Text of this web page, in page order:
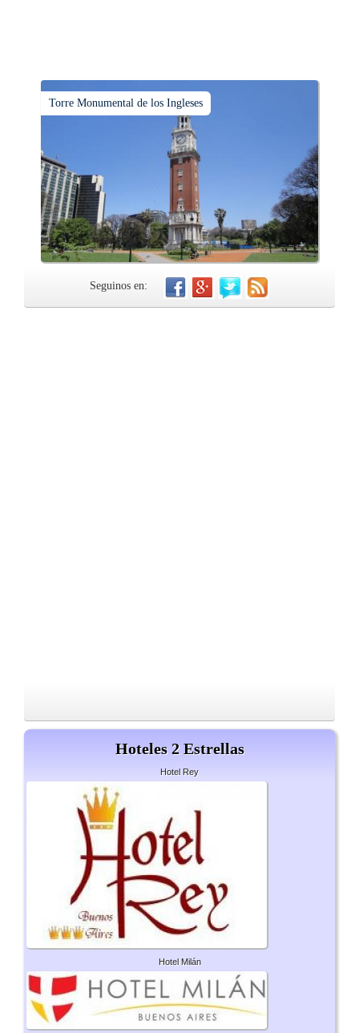
Torre Monumental de los Ingleses
Seguinos en:
Hoteles 2 Estrellas
Hotel Rey
Hotel Milán